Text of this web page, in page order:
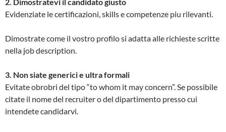
Evidenziate le certificazioni, skills e competenze piu rilevanti.
Dimostrate come il vostro profilo si adatta alle richieste scritte
nella job description.
3. Non siate generici e ultra formali
Evitate obrobri del tipo “to whom it may concern”. Se possibile
citate il nome del recruiter o del dipartimento presso cui
intendete candidarvi.